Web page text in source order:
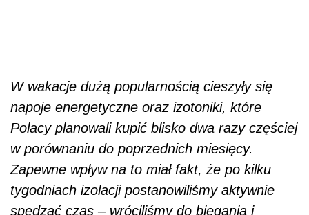
W wakacje dużą popularnością cieszyły się
napoje energetyczne oraz izotoniki, które
Polacy planowali kupić blisko dwa razy częściej
w porównaniu do poprzednich miesięcy.
Zapewne wpływ na to miał fakt, że po kilku
tygodniach izolacji postanowiliśmy aktywnie
spędzać czas – wróciliśmy do biegania i